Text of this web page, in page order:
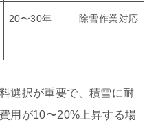
20〜30年 除雪作業対応
選択が重要で、積雪に耐
用が10〜20%上昇する場